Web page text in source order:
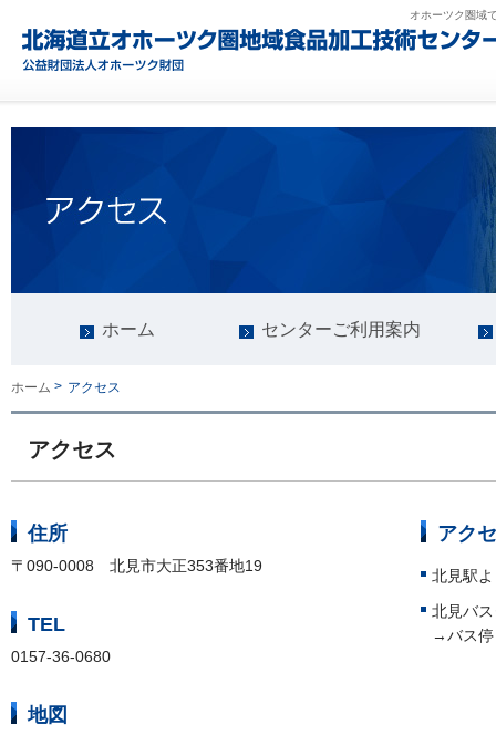
オホーツク圏域
ホーム センターご利用案内
ホーム > アクセス
アクセス
住所
〒090-0008 北見市大正353番地19
TEL
0157-36-0680
アク
北見駅
北見バ
→バス
地図